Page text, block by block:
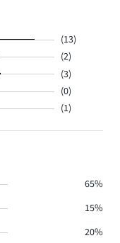
(13)
(2)
(3)
(0)
(1)
65%
15%
20%